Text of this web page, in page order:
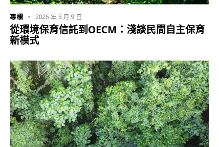
專欄 2026 年 3 月 9 日
從環境保育信託到OECM：淺談民間自主保育
新模式